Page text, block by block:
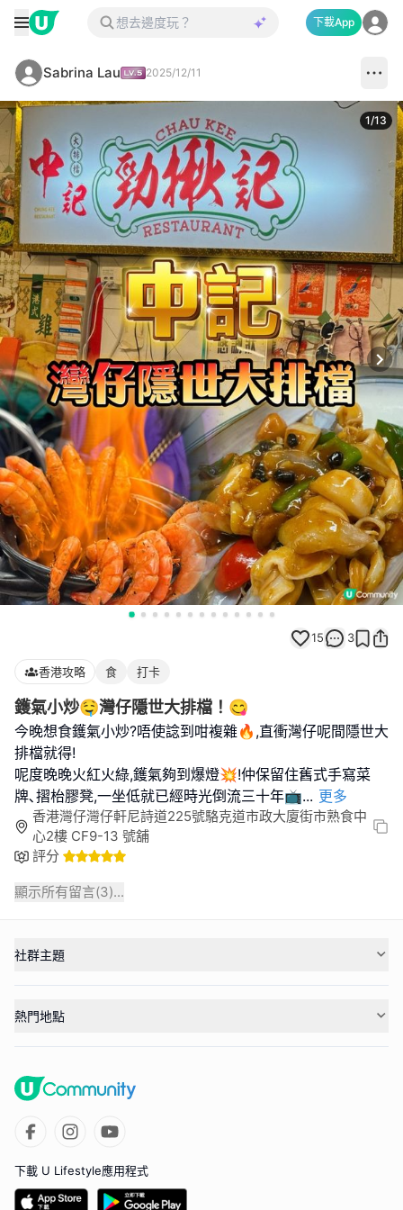
下載App
Sabrina Lau 2025/12/11
1/13
15 3
香港攻略 食 打卡
鑊氣小炒🤤灣仔隱世大排檔！😋
今晚想食鑊氣小炒?唔使諗到咁複雜🔥,直衝灣仔呢間隱世大
排檔就得!
呢度晚晚火紅火綠,鑊氣夠到爆燈💥!仲保留住舊式手寫菜
牌､摺枱膠凳,一坐低就已經時光倒流三十年📺... 更多
香港灣仔灣仔軒尼詩道225號駱克道市政大廈街市熟食中
心2樓 CF9-13 號舖
評分
顯示所有留言(3)...
社群主題
熱門地點
下載 U Lifestyle應用程式